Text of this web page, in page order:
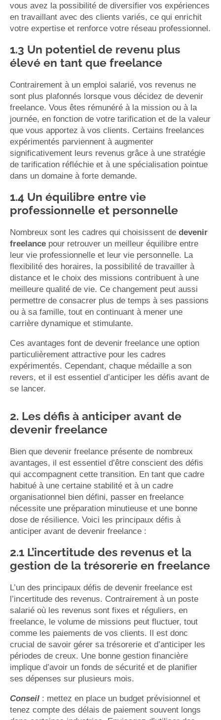
vous avez la possibilité de diversifier vos expériences
en travaillant avec des clients variés, ce qui enrichit
votre expertise et renforce votre réseau professionnel.
1.3 Un potentiel de revenu plus
élevé en tant que freelance
Contrairement à un emploi salarié, vos revenus ne
sont plus plafonnés lorsque vous décidez de devenir
freelance. Vous êtes rémunéré à la mission ou à la
journée, en fonction de votre tarification et de la valeur
que vous apportez à vos clients. Certains freelances
expérimentés parviennent à augmenter
significativement leurs revenus grâce à une stratégie
de tarification réfléchie et à une spécialisation pointue
dans un domaine à forte demande.
1.4 Un équilibre entre vie
professionnelle et personnelle
Nombreux sont les cadres qui choisissent de devenir
freelance pour retrouver un meilleur équilibre entre
leur vie professionnelle et leur vie personnelle. La
flexibilité des horaires, la possibilité de travailler à
distance et le choix des missions contribuent à une
meilleure qualité de vie. Ce changement peut aussi
permettre de consacrer plus de temps à ses passions
ou à sa famille, tout en continuant à mener une
carrière dynamique et stimulante.
Ces avantages font de devenir freelance une option
particulièrement attractive pour les cadres
expérimentés. Cependant, chaque médaille a son
revers, et il est essentiel d’anticiper les défis avant de
se lancer.
2. Les défis à anticiper avant de
devenir freelance
Bien que devenir freelance présente de nombreux
avantages, il est essentiel d’être conscient des défis
qui accompagnent cette transition. En tant que cadre
habitué à une certaine stabilité et à un cadre
organisationnel bien défini, passer en freelance
nécessite une préparation minutieuse et une bonne
dose de résilience. Voici les principaux défis à
anticiper avant de devenir freelance :
2.1 L’incertitude des revenus et la
gestion de la trésorerie en freelance
L’un des principaux défis de devenir freelance est
l’incertitude des revenus. Contrairement à un poste
salarié où les revenus sont fixes et réguliers, en
freelance, le volume de missions peut fluctuer, tout
comme les paiements de vos clients. Il est donc
crucial de savoir gérer sa trésorerie et d’anticiper les
périodes de creux. Une bonne gestion financière
implique d’avoir un fonds de sécurité et de planifier
ses dépenses sur plusieurs mois.
Conseil : mettez en place un budget prévisionnel et
tenez compte des délais de paiement souvent longs